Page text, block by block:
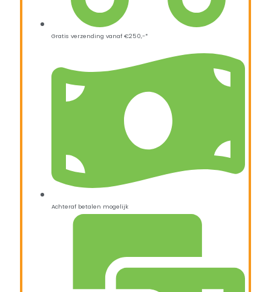
Gratis verzending vanaf €250,-*
Achteraf betalen mogelijk